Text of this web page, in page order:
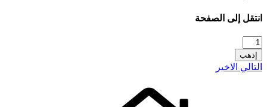
انتقل إلى الصفحة
إذهب
التالي الاخير